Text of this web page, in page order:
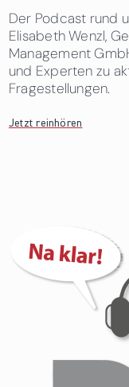
Der Podcast rund
Elisabeth Wenzl,
Management
und Experten zu
Fragestellungen.
Jetzt reinhören